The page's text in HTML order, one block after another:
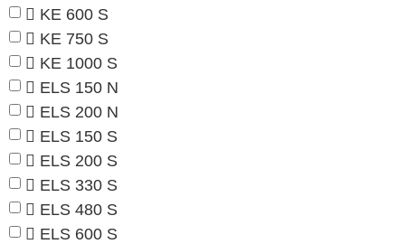
KE 600 S
KE 750 S
KE 1000 S
ELS 150 N
ELS 200 N
ELS 150 S
ELS 200 S
ELS 330 S
ELS 480 S
ELS 600 S